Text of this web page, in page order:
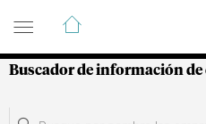
Guía de Empresas
Buscador de información de